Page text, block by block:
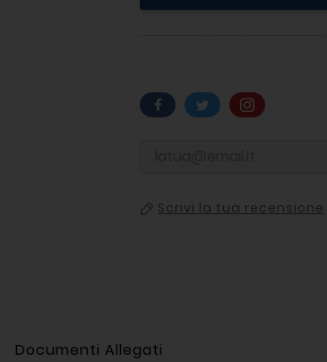
Scrivi la tua recensione
Documenti Allegati